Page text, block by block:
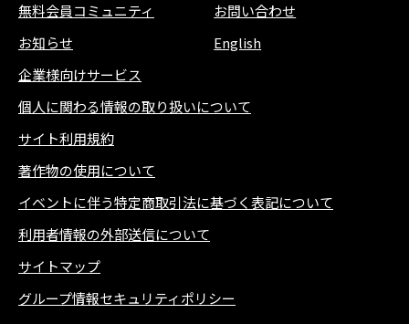
無料会員コミュニティ
お知らせ
企業様向けサービス
お問い合わせ
English
個人に関わる情報の取り扱いについて
サイト利用規約
著作物の使用について
イベントに伴う特定商取引法に基づく表記について
利用者情報の外部送信について
サイトマップ
グループ情報セキュリティポリシー